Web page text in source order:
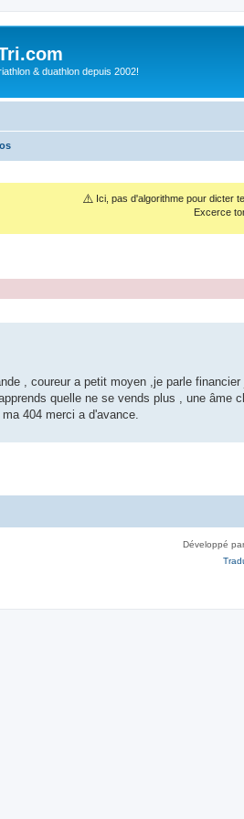
& duathlon depuis 2002!
⚠️ Ici, pas d'algorithme pour dicter
Excerce
, coureur a petit moyen ,je parle
quelle ne se vends plus , une âme
404 merci a d'avance.
Développé